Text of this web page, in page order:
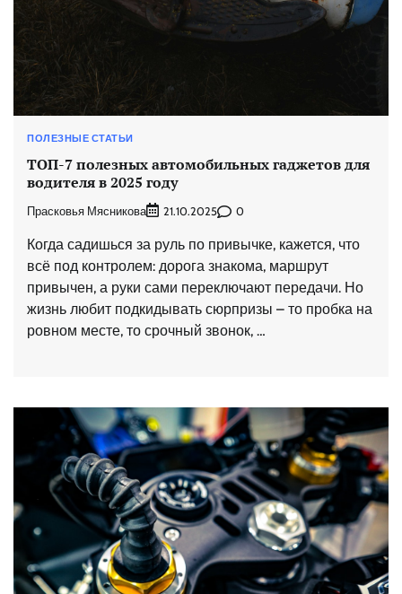
ПОЛЕЗНЫЕ СТАТЬИ
ТОП-7 полезных автомобильных гаджетов для
водителя в 2025 году
Прасковья Мясникова 21.10.2025 0
Когда садишься за руль по привычке, кажется, что
всё под контролем: дорога знакома, маршрут
привычен, а руки сами переключают передачи. Но
жизнь любит подкидывать сюрпризы – то пробка на
ровном месте, то срочный звонок, …